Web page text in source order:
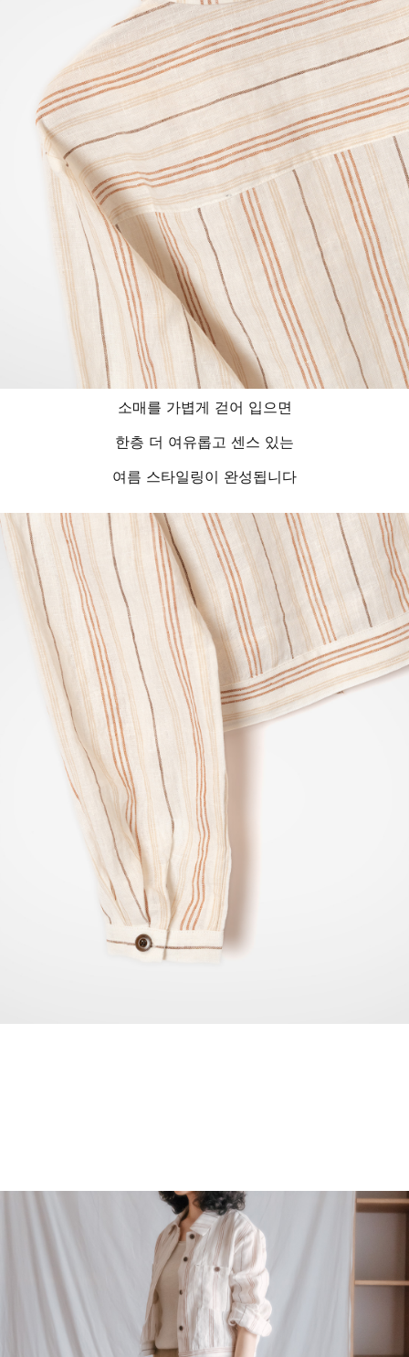
소매를 가볍게 걷어 입으면
한층 더 여유롭고 센스 있는
여름 스타일링이 완성됩니다